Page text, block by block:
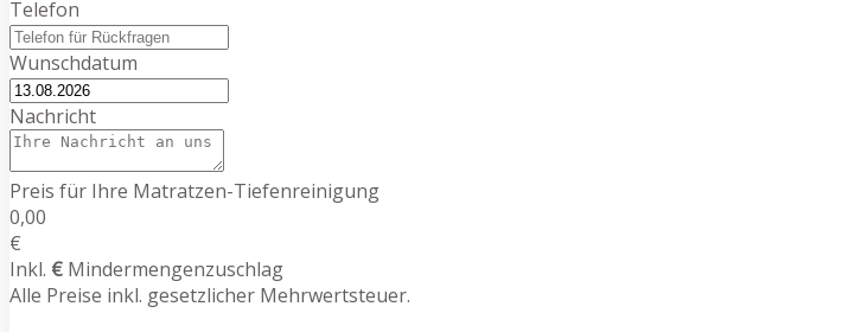
Telefon
Wunschdatum
Nachricht
Preis für Ihre Matratzen-Tiefenreinigung
0,00
€
Inkl. € Mindermengenzuschlag
Alle Preise inkl. gesetzlicher Mehrwertsteuer.